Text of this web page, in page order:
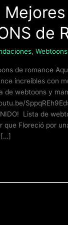
Mejores
de
, Webtoons
de romance
increíbles con
de webtoons y
Lista de
que Floreció por
[…]